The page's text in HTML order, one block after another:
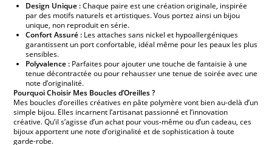
Design Unique :Chaque paire est une création originale, inspirée
par des motifs naturels et artistiques. Vous portez ainsi un bijou
unique, non reproduit en série.
Confort Assuré : Les attaches sans nickel et hypoallergéniques
garantissent un port confortable, idéal même pour les peaux les plus
sensibles.
Polyvalence : Parfaites pour ajouter une touche de fantaisie à une
tenue décontractée ou pour rehausser une tenue de soirée avec une
note d’originalité.
Pourquoi Choisir Mes Boucles d’Oreilles ?
Mes boucles d’oreilles créatives en pâte polymère vont bien au-delà d’un
simple bijou. Elles incarnent l’artisanat passionné et l’innovation
créative. Qu’il s’agisse d’un achat pour vous-même ou d’un cadeau, ces
bijoux apportent une note d’originalité et de sophistication à toute
garde-robe.